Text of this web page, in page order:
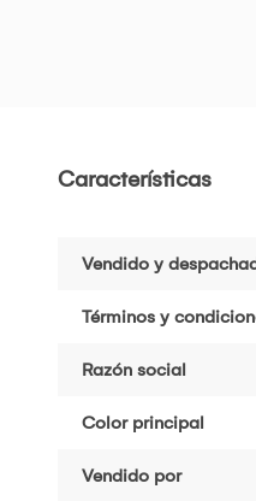
Características
Vendido y
Términos y
Razón social
Color principal
Vendido por